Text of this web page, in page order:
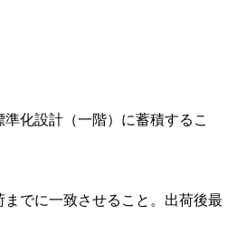
化設計（一階）に蓄積するこ
でに一致させること。出荷後最